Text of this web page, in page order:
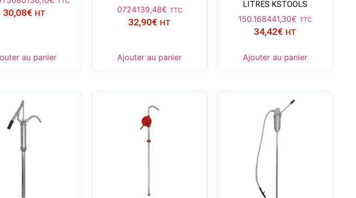
30,08€ HT
au panier
0724139,48€ TTC
32,90€ HT
Ajouter au panier
LITRES KSTOOLS
150.168441,30€ TTC
34,42€ HT
Ajouter au panier